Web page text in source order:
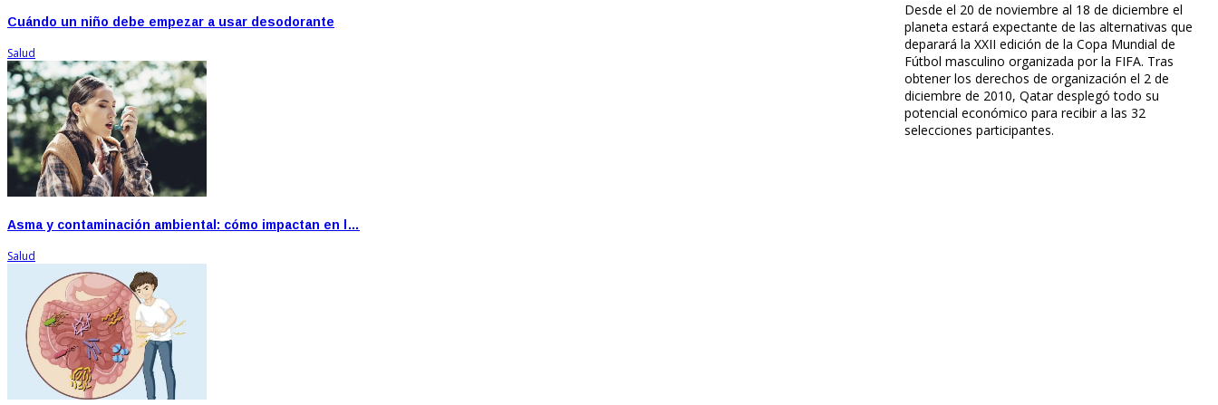
Cuándo un niño debe empezar a usar desodorante
Salud
Asma y contaminación ambiental: cómo impactan en l…
Salud
Desde el 20 de noviembre al 18 de diciembre el
planeta estará expectante de las alternativas que
deparará la XXII edición de la Copa Mundial de
Fútbol masculino organizada por la FIFA. Tras
obtener los derechos de organización el 2 de
diciembre de 2010, Qatar desplegó todo su
potencial económico para recibir a las 32
selecciones participantes.